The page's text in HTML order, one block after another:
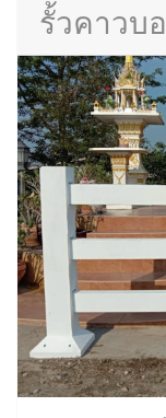
รั้วคาวบ